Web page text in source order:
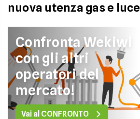
nuova utenza gas e luce
Confronta Wekiwi
con gli altri
operatori del
mercato!
Vai al CONFRONTO